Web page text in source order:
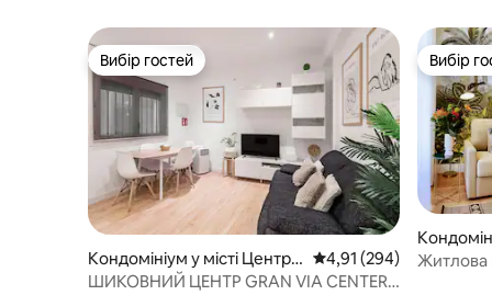
Насолоджуйтеся улюбленими
серіалами або фільмами на Netflix
наприкінці дня. Доступні дитяче
ліжечко та високий стілець.
Вибір гостей
Вибір гостей
Кондомініум у місті Центр
Мадрид
Середня оцінка: 4,91 з
4,91 (294)
ШИКОВНИЙ ЦЕНТР GRAN VIA CENTER
Вибір
Вибір
итет
Житлова